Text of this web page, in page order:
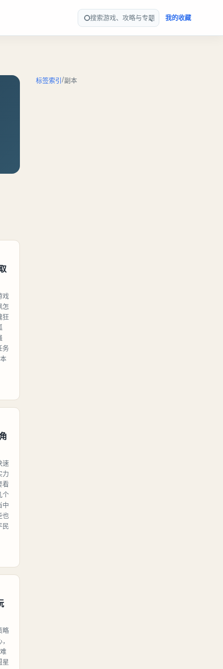
搜索游戏、攻略与专题 我的收藏
戏
怎
狂
务
速
力
看
个
中
也
民
略
星
标签索引/副本